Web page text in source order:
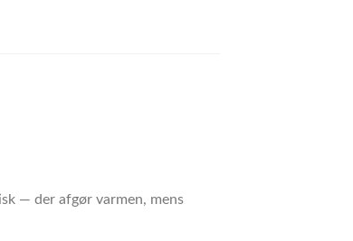
— der afgør varmen, mens